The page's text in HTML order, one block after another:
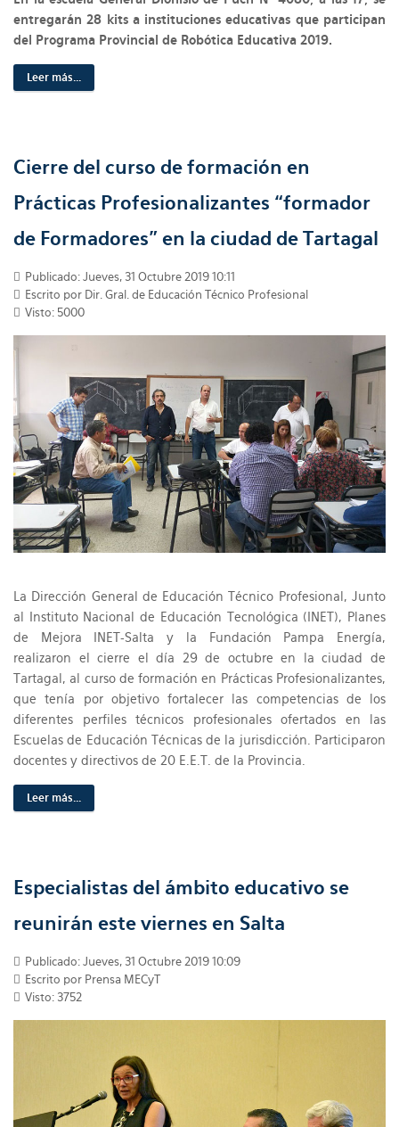
entregarán 28 kits a instituciones educativas que participan
del Programa Provincial de Robótica Educativa 2019.
Leer más...
Cierre del curso de formación en
Prácticas Profesionalizantes “formador
de Formadores” en la ciudad de Tartagal
Publicado: Jueves, 31 Octubre 2019 10:11
Escrito por Dir. Gral. de Educación Técnico Profesional
Visto: 5000
La Dirección General de Educación Técnico Profesional, Junto
al Instituto Nacional de Educación Tecnológica (INET), Planes
de Mejora INET-Salta y la Fundación Pampa Energía,
realizaron el cierre el día 29 de octubre en la ciudad de
Tartagal, al curso de formación en Prácticas Profesionalizantes,
que tenía por objetivo fortalecer las competencias de los
diferentes perfiles técnicos profesionales ofertados en las
Escuelas de Educación Técnicas de la jurisdicción. Participaron
docentes y directivos de 20 E.E.T. de la Provincia.
Leer más...
Especialistas del ámbito educativo se
reunirán este viernes en Salta
Publicado: Jueves, 31 Octubre 2019 10:09
Escrito por Prensa MECyT
Visto: 3752